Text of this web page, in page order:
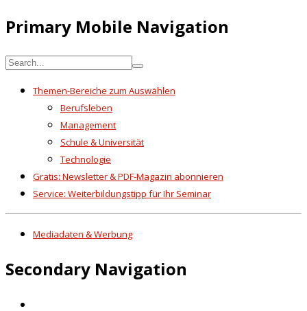
Primary Mobile Navigation
Themen-Bereiche zum Auswählen
Berufsleben
Management
Schule & Universität
Technologie
Gratis: Newsletter & PDF-Magazin abonnieren
Service: Weiterbildungstipp für Ihr Seminar
Mediadaten & Werbung
Secondary Navigation